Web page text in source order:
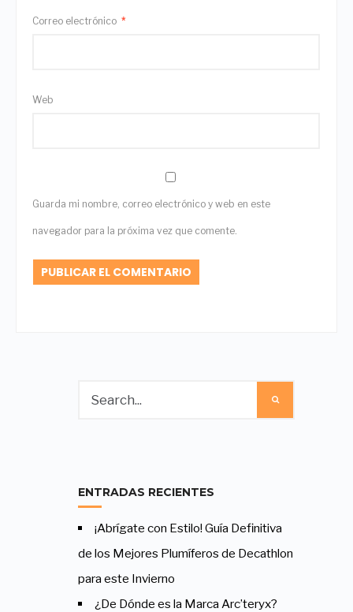
Correo electrónico *
Web
Guarda mi nombre, correo electrónico y web en este
navegador para la próxima vez que comente.
ENTRADAS RECIENTES
¡Abrígate con Estilo! Guía Definitiva
de los Mejores Plumíferos de Decathlon
para este Invierno
¿De Dónde es la Marca Arc’teryx?